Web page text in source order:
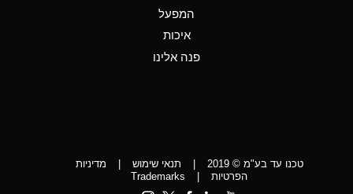
Aniline
D
המפעל
איכות
פנה אלינו
טכנו עד בע"מ © 2019 | תנאי שימוש |
מדיניות
הפרטיות
|
Trademarks